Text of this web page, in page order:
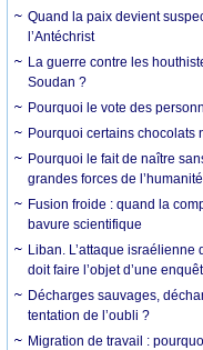
Quand la paix devient
l’Antéchrist
La guerre contre les
Soudan ?
Pourquoi le vote des
Pourquoi certains chocolats
Pourquoi le fait de naître
grandes forces de l’humanité
Fusion froide : quand la
bavure scientifique
Liban. L’attaque
doit faire l’objet d’une
Décharges sauvages,
tentation de l’oubli ?
Migration de travail :